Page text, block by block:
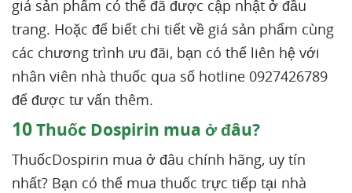
giá sản phẩm có thể đã được cập nhật ở đầu
trang. Hoặc để biết chi tiết về giá sản phẩm cùng
các chương trình ưu đãi, bạn có thể liên hệ với
nhân viên nhà thuốc qua số hotline 0927426789
để được tư vấn thêm.
10Thuốc Dospirin mua ở đâu?
ThuốcDospirin mua ở đâu chính hãng, uy tín
nhất? Bạn có thể mua thuốc trực tiếp tại nhà